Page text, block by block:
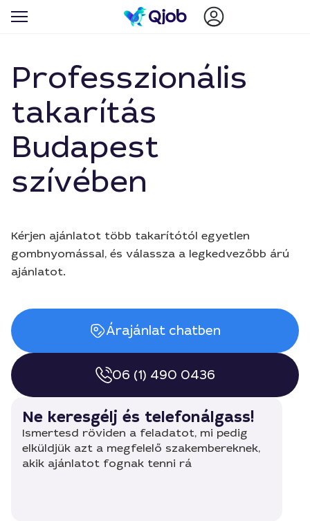
Professzionális
takarítás
Budapest
szívében
Kérjen ajánlatot több takarítótól egyetlen
gombnyomással, és válassza a legkedvezőbb árú
ajánlatot.
Árajánlat chatben
06 (1) 490 0436
Ne keresgélj és telefonálgass!
Ismertesd röviden a feladatot, mi pedig
elküldjük azt a megfelelő szakembereknek,
akik ajánlatot fognak tenni rá